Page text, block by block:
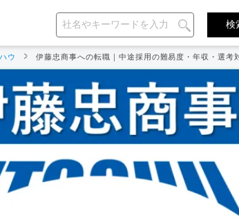
ウ 伊藤忠商事への転職｜中途採用の難易度・年収・選考